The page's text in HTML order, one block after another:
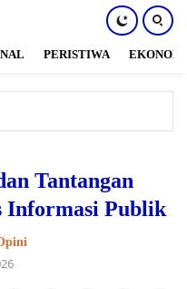
PERISTIWA EKONOMI
Tantangan
Informasi Publik